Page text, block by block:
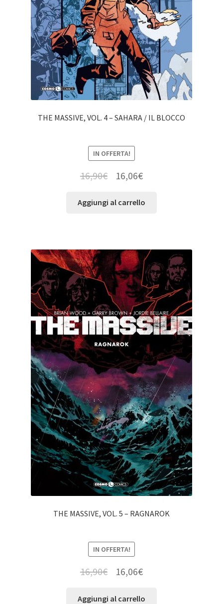
THE MASSIVE, VOL. 4 – SAHARA / IL BLOCCO
IN OFFERTA!
16,90€ 16,06€
Aggiungi al carrello
THE MASSIVE, VOL. 5 – RAGNAROK
IN OFFERTA!
16,90€ 16,06€
Aggiungi al carrello